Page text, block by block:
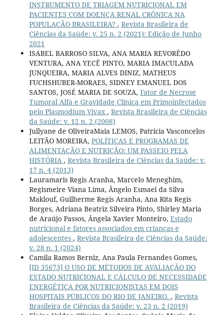
INSTRUMENTO DE TRIAGEM NUTRICIONAL EM
PACIENTES COM DOENÇA RENAL CRÔNICA NA
POPULAÇÃO BRASILEIRA? , Revista Brasileira de
Ciências da Saúde: v. 25 n. 2 (2021): Edição de Junho
2021
ISABEL BARROSO SILVA, ANA MARIA REVORÊDO
VENTURA, ANA YECÊ PINTO, MARIA IMACULADA
JUNQUEIRA, MARIA ALVES DINIZ, MATHEUS
FUCHSHUBER-MORAES, SIDNEY EMANUEL DOS
SANTOS, JOSÉ MARIA DE SOUZA, Fator de Necrose
Tumoral Alfa e Gravidade Clínica em Primoinfectados
pelo Plasmodium Vivax , Revista Brasileira de Ciências
da Saúde: v. 12 n. 2 (2008)
Jullyane de OliveiraMaia LEMOS, Patricia Vasconcelos
LEITÃO MOREIRA, POLÍTICAS E PROGRAMAS DE
ALIMENTAÇÃO E NUTRIÇÃO: UM PASSEIO PELA
HISTÓRIA , Revista Brasileira de Ciências da Saúde: v.
17 n. 4 (2013)
Lauramaris Regis Aranha, Marcelo Meneghim,
Regismeire Viana Lima, Ângelo Esmael da Silva
Maklouf, Guilherme Regis Aranha, Ana Rita Regis
Borges, Adriana Beatriz Silveira Pinto, Shirley Maria
de Araújo Passos, Ângela Xavier Monteiro, Estado
nutricional e fatores associados em crianças e
adolescentes , Revista Brasileira de Ciências da Saúde:
v. 28 n. 1 (2024)
Camila Ramos Berniz, Ana Paula Fernandes Gomes,
[ID 35673] O USO DE MÉTODOS DE AVALIAÇÃO DO
ESTADO NUTRICIONAL E CÁLCULO DE NECESSIDADE
ENERGÉTICA POR NUTRICIONISTAS EM DOIS
HOSPITAIS PÚBLICOS DO RIO DE JANEIRO. , Revista
Brasileira de Ciências da Saúde: v. 23 n. 2 (2019)